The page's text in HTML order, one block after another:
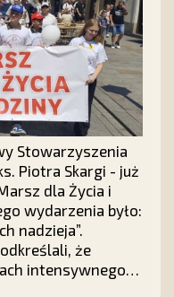
Stowarzyszenia
Piotra Skargi - już
dla Życia i
wydarzenia było:
nadzieja”.
że
intensywnego